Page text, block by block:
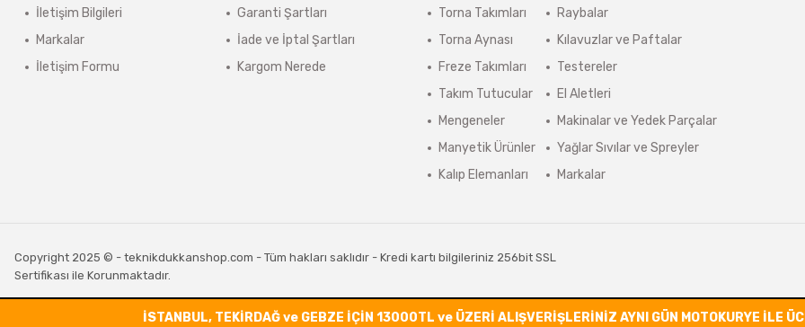
İletişim Bilgileri
Markalar
İletişim Formu
Garanti Şartları
İade ve İptal Şartları
Kargom Nerede
Torna Takımları
Torna Aynası
Freze Takımları
Takım Tutucular
Mengeneler
Manyetik Ürünler
Kalıp Elemanları
Raybalar
Kılavuzlar ve Paftalar
Testereler
El Aletleri
Makinalar ve Yedek Parçalar
Yağlar Sıvılar ve Spreyler
Markalar
Copyright 2025 © - teknikdukkanshop.com - Tüm hakları saklıdır - Kredi kartı bilgileriniz 256bit SSL
Sertifikası ile Korunmaktadır.
İSTANBUL, TEKİRDAĞ ve GEBZE İÇİN 13000TL ve ÜZERİ ALIŞVERİŞLERİNİZ AYNI GÜN MOTOKURYE İLE
ideasoft e- ile